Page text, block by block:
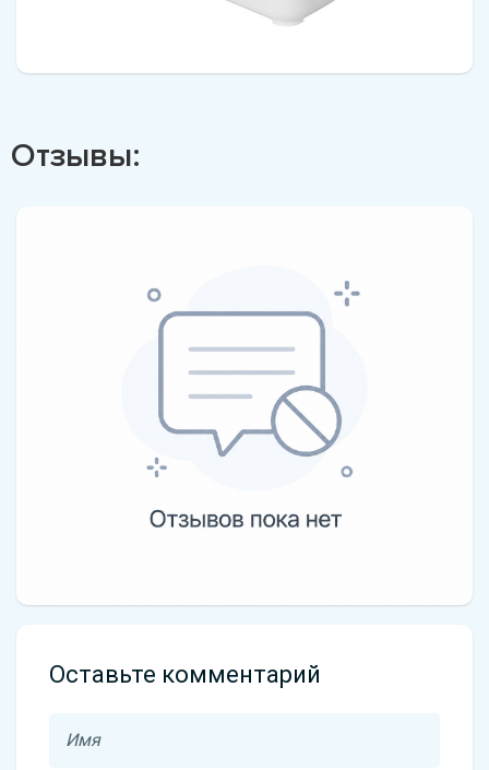
Отзывы:
Оставьте комментарий